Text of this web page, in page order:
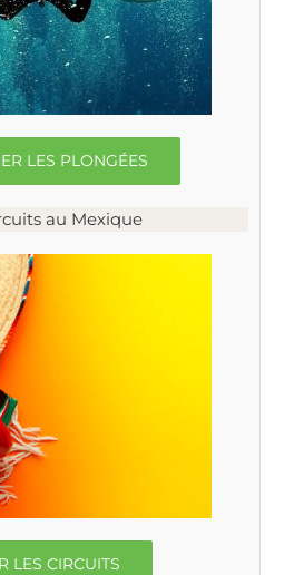
LES PLONGÉES
au Mexique
LES CIRCUITS